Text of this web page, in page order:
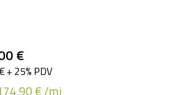
€
+ 25% PDV
€ /mj